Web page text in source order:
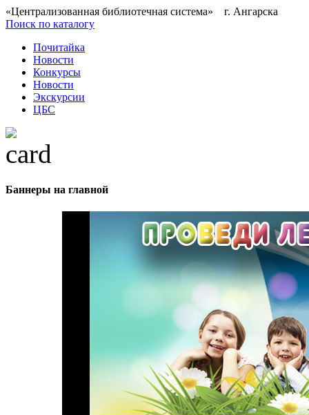
«Централизованная библиотечная система» г. Ангарска
Поиск по каталогу
Почитайка
Новости
Конкурсы
Новости
Экскурсии
ЦБС
Баннеры на главной